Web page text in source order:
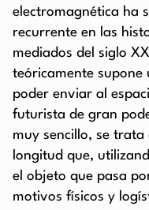
electromagnética ha
recurrente en las
mediados del siglo
teóricamente supone
poder enviar al
futurista de gran
muy sencillo, se
longitud que,
el objeto que pasa
motivos físicos y